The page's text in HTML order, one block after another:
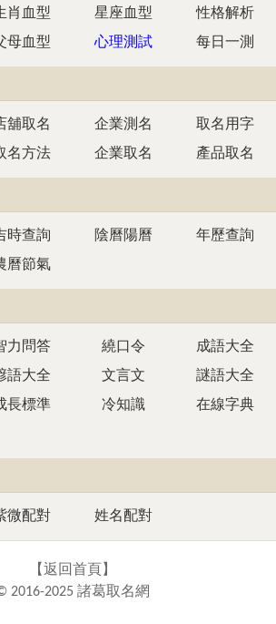
肖血型 星座血型
性格解析
母血型 心理測試 每日一測
舖取名 企業測名
取名用字
名方法 企業取名 產品取名
時查詢 陰曆陽曆
年歷查詢
曆節氣
力問答 繞口令
成語大全
語大全 文言文
謎語大全
長標準 冷知識
在線字典
微配對 姓名配對
【返回首頁 】
2016-2025 諸葛取名網